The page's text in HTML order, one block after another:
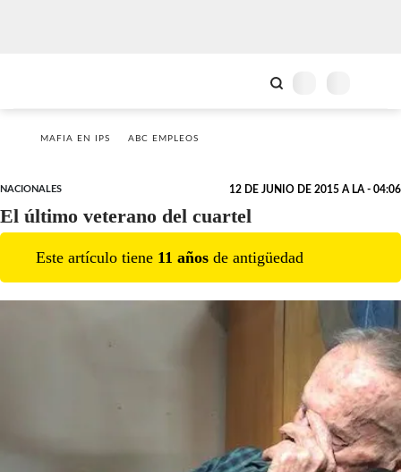
MAFIA EN IPS ABC EMPLEOS
NACIONALES 12 DE JUNIO DE 2015 A LA - 04:06
El último veterano del cuartel
Este artículo tiene 11 años de antigüedad